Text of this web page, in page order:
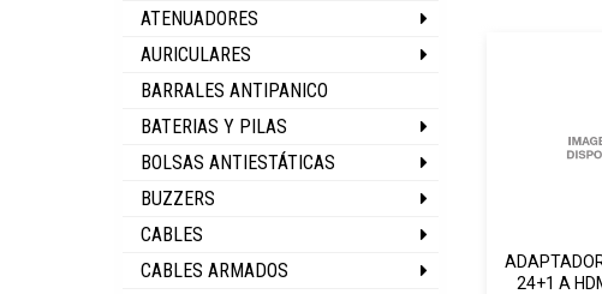
ATENUADORES
AURICULARES
BARRALES ANTIPANICO
BATERIAS Y PILAS
BOLSAS ANTIESTÁTICAS
BUZZERS
CABLES
CABLES ARMADOS
24+1 A